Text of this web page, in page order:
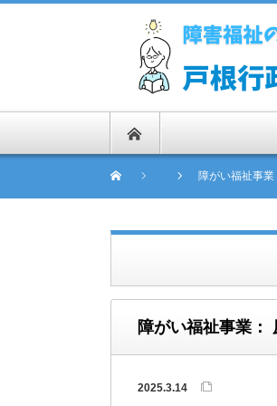
障がい福祉事
障がい福祉事業：
2025.3.14